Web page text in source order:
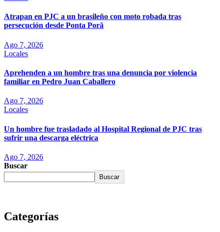
Atrapan en PJC a un brasileño con moto robada tras
persecución desde Ponta Porã
Ago 7, 2026
Locales
Aprehenden a un hombre tras una denuncia por violencia
familiar en Pedro Juan Caballero
Ago 7, 2026
Locales
Un hombre fue trasladado al Hospital Regional de PJC tras
sufrir una descarga eléctrica
Ago 7, 2026
Buscar
Buscar
Categorías